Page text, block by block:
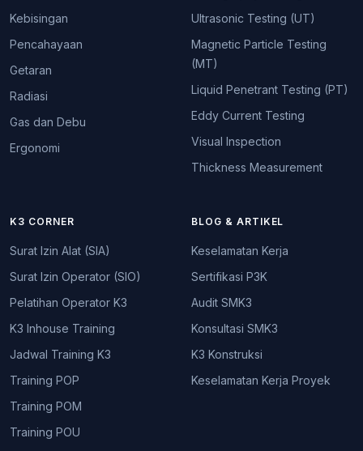
Kebisingan
Pencahayaan
Getaran
Radiasi
Gas dan Debu
Ergonomi
Ultrasonic Testing (UT)
Magnetic Particle Testing
(MT)
Liquid Penetrant Testing (PT)
Eddy Current Testing
Visual Inspection
Thickness Measurement
K3 CORNER
Surat Izin Alat (SIA)
Surat Izin Operator (SIO)
Pelatihan Operator K3
K3 Inhouse Training
Jadwal Training K3
Training POP
Training POM
Training POU
BLOG & ARTIKEL
Keselamatan Kerja
Sertifikasi P3K
Audit SMK3
Konsultasi SMK3
K3 Konstruksi
Keselamatan Kerja Proyek